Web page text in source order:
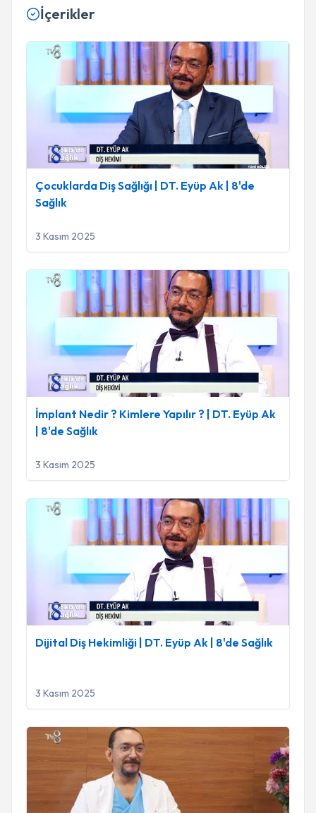
İçerikler
Çocuklarda Diş Sağlığı | DT. Eyüp Ak | 8'de Sağlık
Çocuklarda Diş Sağlığı | DT. Eyüp Ak | 8'de
Sağlık
3 Kasım 2025
İmplant Nedir ? Kimlere Yapılır ? | DT. Eyüp Ak | 8'de Sağlık
İmplant Nedir ? Kimlere Yapılır ? | DT. Eyüp Ak
| 8'de Sağlık
3 Kasım 2025
Dijital Diş Hekimliği | DT. Eyüp Ak | 8'de Sağlık
Dijital Diş Hekimliği | DT. Eyüp Ak | 8'de Sağlık
3 Kasım 2025
Teknolojinin, Diş Hekimliğindeki Yeri Nedir?